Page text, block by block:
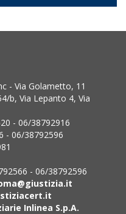
- Via Golametto, 11
b, Via Lepanto 4, Via
- 06/38792916
- 06/38792596
- 06/38792596
Inlinea S.p.A.